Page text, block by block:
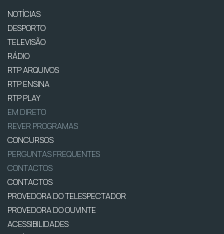
NOTÍCIAS
DESPORTO
TELEVISÃO
RÁDIO
RTP ARQUIVOS
RTP ENSINA
RTP PLAY
EM DIRETO
REVER PROGRAMAS
CONCURSOS
PERGUNTAS FREQUENTES
CONTACTOS
CONTACTOS
PROVEDORA DO TELESPECTADOR
PROVEDORA DO OUVINTE
ACESSIBILIDADES